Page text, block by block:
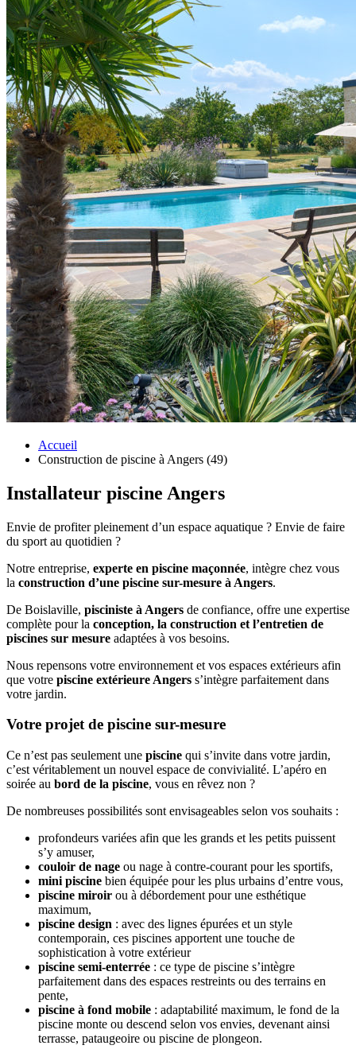
Accueil
Construction de piscine à Angers (49)
Installateur piscine Angers
Envie de profiter pleinement d’un espace aquatique ? Envie de faire
du sport au quotidien ?
Notre entreprise, experte en piscine maçonnée, intègre chez vous
la construction d’une piscine sur-mesure à Angers.
De Boislaville, pisciniste à Angers de confiance, offre une expertise
complète pour la conception, la construction et l’entretien de
piscines sur mesure adaptées à vos besoins.
Nous repensons votre environnement et vos espaces extérieurs afin
que votre piscine extérieure Angers s’intègre parfaitement dans
votre jardin.
Votre projet de piscine sur-mesure
Ce n’est pas seulement une piscine qui s’invite dans votre jardin,
c’est véritablement un nouvel espace de convivialité. L’apéro en
soirée au bord de la piscine, vous en rêvez non ?
De nombreuses possibilités sont envisageables selon vos souhaits :
profondeurs variées afin que les grands et les petits puissent
s’y amuser,
couloir de nage ou nage à contre-courant pour les sportifs,
mini piscine bien équipée pour les plus urbains d’entre vous,
piscine miroir ou à débordement pour une esthétique
maximum,
piscine design : avec des lignes épurées et un style
contemporain, ces piscines apportent une touche de
sophistication à votre extérieur
piscine semi-enterrée : ce type de piscine s’intègre
parfaitement dans des espaces restreints ou des terrains en
pente,
piscine à fond mobile : adaptabilité maximum, le fond de la
piscine monte ou descend selon vos envies, devenant ainsi
terrasse, pataugeoire ou piscine de plongeon.